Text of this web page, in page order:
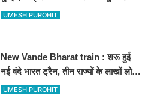
हेलीकॉप्टर सर्विस से तुरंत घायल पहुंचेगा
UMESH PUROHIT
New Vande Bharat train : शरू हुई
नई वंदे भारत ट्रैन, तीन राज्यों के लाखों लोगों
का सफर होगा आसान, देखें पूरा रूटमैप
UMESH PUROHIT